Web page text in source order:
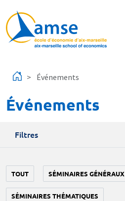
Événements
Événements
Filtres
TOUT SÉMINAIRES GÉNÉRAUX
SÉMINAIRES THÉMATIQUES